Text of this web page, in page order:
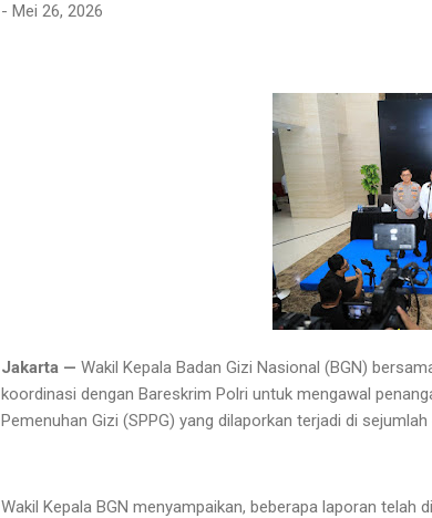
- Mei 26, 2026
Jakarta — Wakil Kepala Badan Gizi Nasional (BGN)
koordinasi dengan Bareskrim Polri untuk mengawal
Pemenuhan Gizi (SPPG) yang dilaporkan terjadi di sejumlah
Wakil Kepala BGN menyampaikan, beberapa laporan